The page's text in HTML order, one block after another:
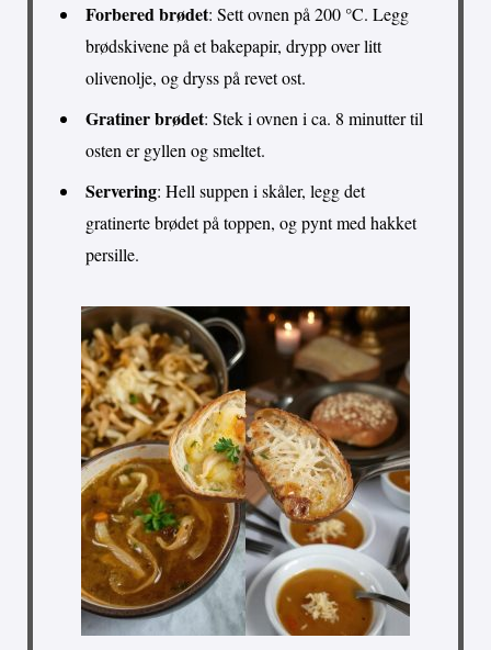
Forbered brødet: Sett ovnen på 200 °C. Legg
brødskivene på et bakepapir, drypp over litt
olivenolje, og dryss på revet ost.
Gratiner brødet: Stek i ovnen i ca. 8 minutter til
osten er gyllen og smeltet.
Servering: Hell suppen i skåler, legg det
gratinerte brødet på toppen, og pynt med hakket
persille.